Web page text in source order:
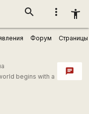
more_vert accessibility_new
search
Форум Страницы
begins with a
chat